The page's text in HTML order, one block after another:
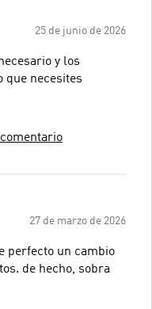
25 de junio de 2026
y los
que necesites
27 de marzo de 2026
perfecto un cambio
de hecho, sobra